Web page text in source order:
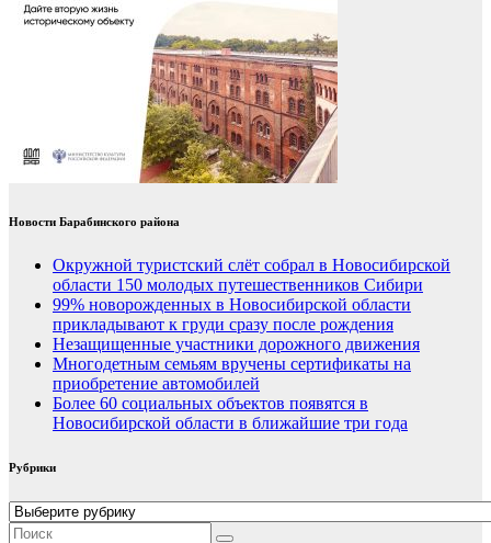
Новости Барабинского района
Окружной туристский слёт собрал в Новосибирской
области 150 молодых путешественников Сибири
99% новорожденных в Новосибирской области
прикладывают к груди сразу после рождения
Незащищенные участники дорожного движения
Многодетным семьям вручены сертификаты на
приобретение автомобилей
Более 60 социальных объектов появятся в
Новосибирской области в ближайшие три года
Рубрики
Рубрики